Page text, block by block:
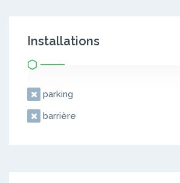
Installations
parking
barrière